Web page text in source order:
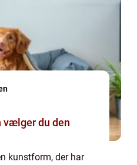
vælger du den
kunstform, der har